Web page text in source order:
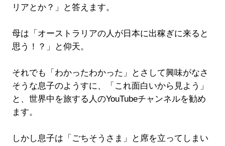
リアとか？」と答えます。
母は「オーストラリアの人が日本に出稼ぎに来ると
思う！？」と仰天。
それでも「わかったわかった」とさして興味がなさ
そうな息子のようすに、「これ面白いから見よう」
と、世界中を旅する人のYouTubeチャンネルを勧め
ます。
しかし息子は「ごちそうさま」と席を立ってしまい